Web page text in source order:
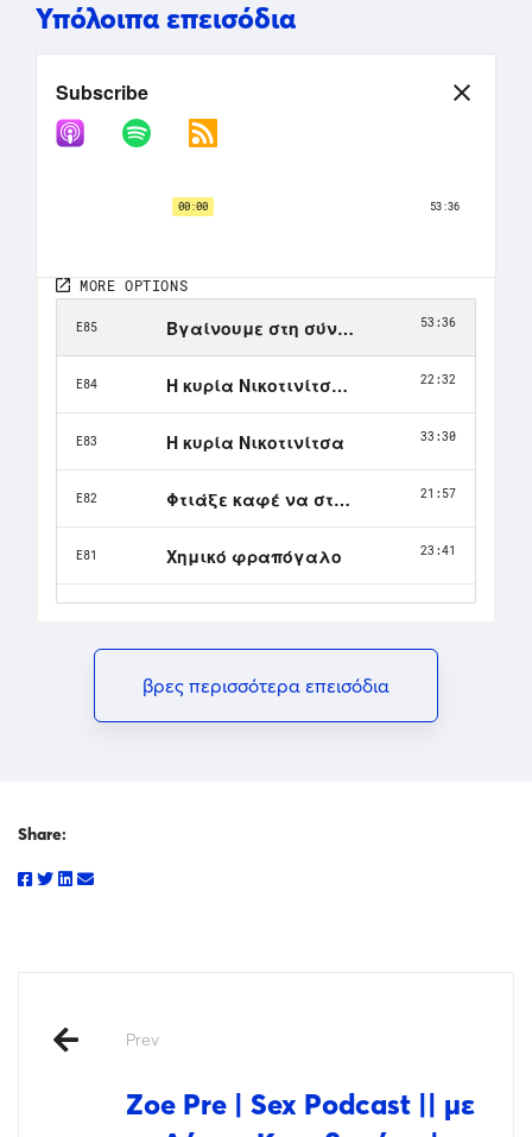
Υπόλοιπα επεισόδια
βρες περισσότερα επεισόδια
Share:
Prev
Zoe Pre | Sex Podcast || με